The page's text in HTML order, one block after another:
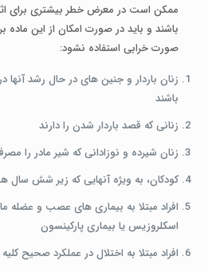
ممکن است در معرض خطر بیشتری برای
باشند و باید در صورت امکان از این ماده
صورت خرابی استفاده نشود:
زنان باردار و جنین های در حال رشد آنها
باشند
زنانی که قصد باردار شدن را دارند
زنان شیرده و نوزادانی که شیر مادر را
کودکان، به ویژه آنهایی که زیر شش سال
افراد مبتلا به بیماری های عصب و عضله
اسکلروزیس یا بیماری پارکینسون
افراد مبتلا به اختلال در عملکرد صحیح کلیه